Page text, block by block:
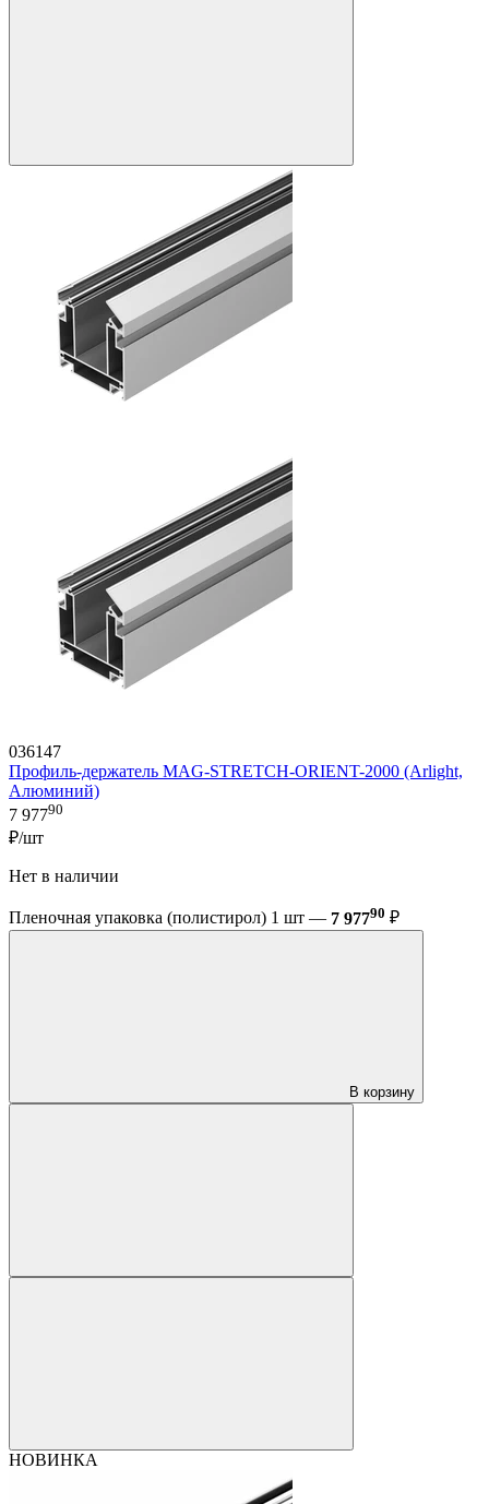
036147
Профиль-держатель MAG-STRETCH-ORIENT-2000 (Arlight,
Алюминий)
7 97790
₽/шт
Нет в наличии
Пленочная упаковка (полистирол) 1 шт — 7 97790 ₽
В корзину
НОВИНКА